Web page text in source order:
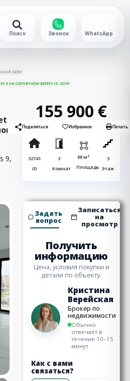
Поиск Звонок WhatsApp
БЕРЕГ
9 НА СОЛНЕЧНОМ БЕРЕГУ ID: 32741
9,
155 900 €
Поделиться Избранное Печать
32741
ID
3
Комнат
88 м2
Площадь
3
Этаж
Задать
вопрос
Записаться
на
просмотр
Получить
информацию
Цена, условия покупки и
детали по объекту.
Кристина
Верейская
Брокер по
недвижимости
Обычно
отвечает в
течение 10–15
минут
Как с вами
связаться?